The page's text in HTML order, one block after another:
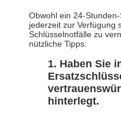
Obwohl ein 24-
jederzeit zur Verfügung
Schlüsselnotfälle zu
nützliche Tipps:
Haben Sie
hinterlegt.